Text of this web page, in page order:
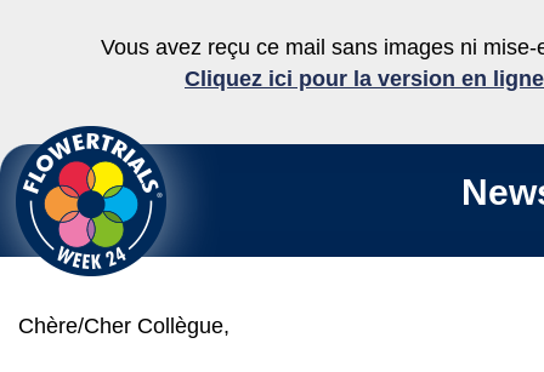
Vous avez reçu ce mail sans images ni mise-
Cliquez ici pour la version en ligne
Chère/Cher Collègue,